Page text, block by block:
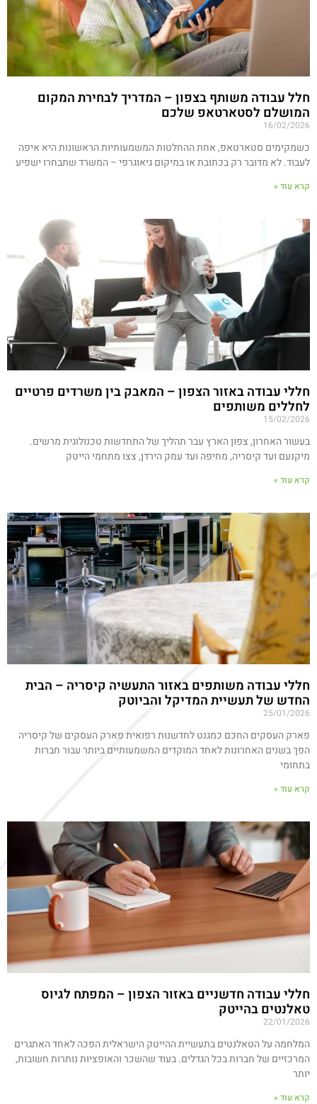
חלל עבודה משותף בצפון – המדריך לבחירת המקום
המושלם לסטארטאפ שלכם
16/02/2026
כשמקימים סטארטאפ, אחת ההחלטות המשמעותיות הראשונות היא איפה
לעבוד. לא מדובר רק בכתובת או במיקום גיאוגרפי – המשרד שתבחרו ישפיע
קרא עוד »
חללי עבודה באזור הצפון – המאבק בין משרדים פרטיים
לחללים משותפים
15/02/2026
בעשור האחרון, צפון הארץ עבר תהליך של התחדשות טכנולוגית מרשים.
מיקנעם ועד קיסריה, מחיפה ועד עמק הירדן, צצו מתחמי הייטק
קרא עוד »
חללי עבודה משותפים באזור התעשיה קיסריה – הבית
החדש של תעשיית המדיקל והביוטק
25/01/2026
פארק העסקים החכם כמגנט לחדשנות רפואית פארק העסקים של קיסריה
הפך בשנים האחרונות לאחד המוקדים המשמעותיים ביותר עבור חברות
בתחומי
קרא עוד »
חללי עבודה חדשניים באזור הצפון – המפתח לגיוס
טאלנטים בהייטק
22/01/2026
המלחמה על הטאלנטים בתעשיית ההייטק הישראלית הפכה לאחד האתגרים
המרכזיים של חברות בכל הגדלים. בעוד שהשכר והאופציות נותרות חשובות,
יותר
קרא עוד »